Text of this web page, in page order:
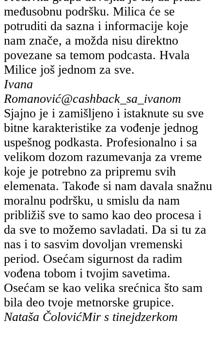
međusobnu podršku. Milica će se
potruditi da sazna i informacije koje
nam znače, a možda nisu direktno
povezane sa temom podcasta. Hvala
Milice još jednom za sve.
Ivana
Romanović@cashback_sa_ivanom
Sjajno je i zamišljeno i istaknute su sve
bitne karakteristike za vođenje jednog
uspešnog podkasta. Profesionalno i sa
velikom dozom razumevanja za vreme
koje je potrebno za pripremu svih
elemenata. Takođe si nam davala snažnu
moralnu podršku, u smislu da nam
približiš sve to samo kao deo procesa i
da sve to možemo savladati. Da si tu za
nas i to sasvim dovoljan vremenski
period. Osećam sigurnost da radim
vođena tobom i tvojim savetima.
Osećam se kao velika srećnica što sam
bila deo tvoje metnorske grupice.
Nataša ČolovićMir s tinejdzerkom